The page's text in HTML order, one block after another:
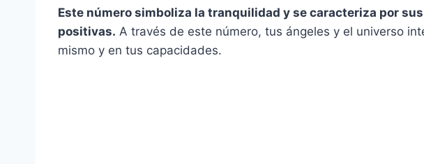
Este número simboliza la tranquilidad y se caracteriza por
positivas. A través de este número, tus ángeles y el universo
mismo y en tus capacidades.